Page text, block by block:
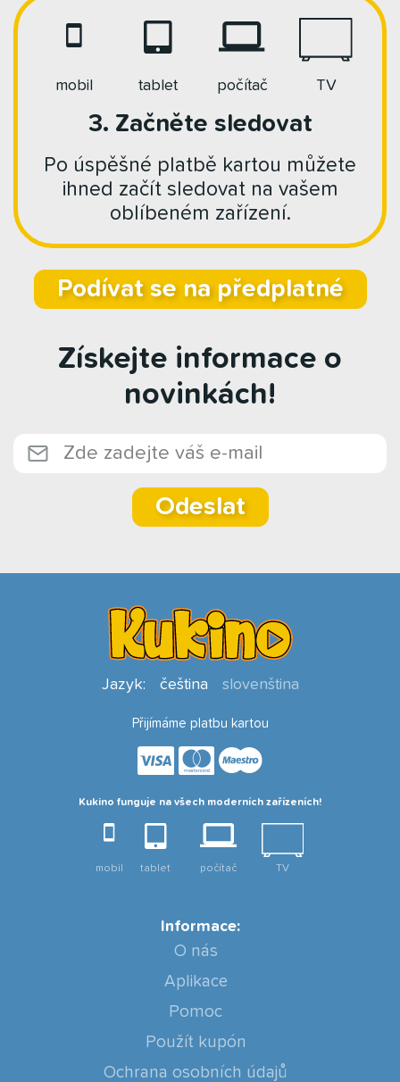
mobil tablet počítač TV
3. Začněte sledovat
Po úspěšné platbě kartou můžete
ihned začít sledovat na vašem
oblíbeném zařízení.
Podívat se na předplatné
Získejte informace o
novinkách!
Odeslat
Informace:
O nás
Aplikace
Pomoc
Použít kupón
Ochrana osobních údajů
Jazyk: čeština slovenština
Přijímáme platbu kartou
Kukino funguje na všech moderních zařízeních!
mobil tablet počítač TV